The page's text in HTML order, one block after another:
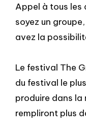
Appel à tous les
soyez un
avez la
Le festival The
du festival le
produire dans la
rempliront plus